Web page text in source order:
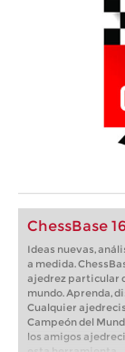
ChessBase
Ideas nuevas,
a medida.
ajedrez particular
mundo. Aprenda,
Cualquier
Campeón del
los amigos